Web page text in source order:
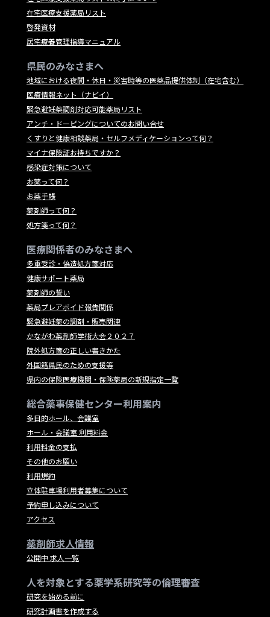
在宅医療支援薬局リスト
啓発資材
居宅療養管理指導マニュアル
県民のみなさまへ
地域における夜間・休日・災害時等の医薬品提供体制（在宅含む）
医療情報ネット（ナビイ）
緊急避妊薬調剤対応可能薬局リスト
アンチ・ドーピングについてのお問い合せ
くすりと健康相談薬局・セルフメディケーションって何？
マイナ保険証お持ちですか？
感染症対策について
お薬って何？
お薬手帳
薬剤師って何？
処方箋って何？
医療関係者のみなさまへ
多重受診・偽造処方箋対応
健康サポート薬局
薬剤師の誓い
薬局プレアボイド報告関係
緊急避妊薬の調剤・販売関連
かながわ薬剤師学術大会２０２７
院外処方箋の正しい書きかた
外国籍県民のための支援等
県内の保険医療機関・保険薬局の新規指定一覧
総合薬事保健センター利用案内
多目的ホール、会議室
ホール・会議室 利用料金
利用料金の支払
その他のお願い
利用規約
立体駐車場利用者募集について
予約申し込みについて
アクセス
薬剤師求人情報
公開中 求人一覧
人を対象とする薬学系研究等の倫理審査
研究を始める前に
研究計画書を作成する